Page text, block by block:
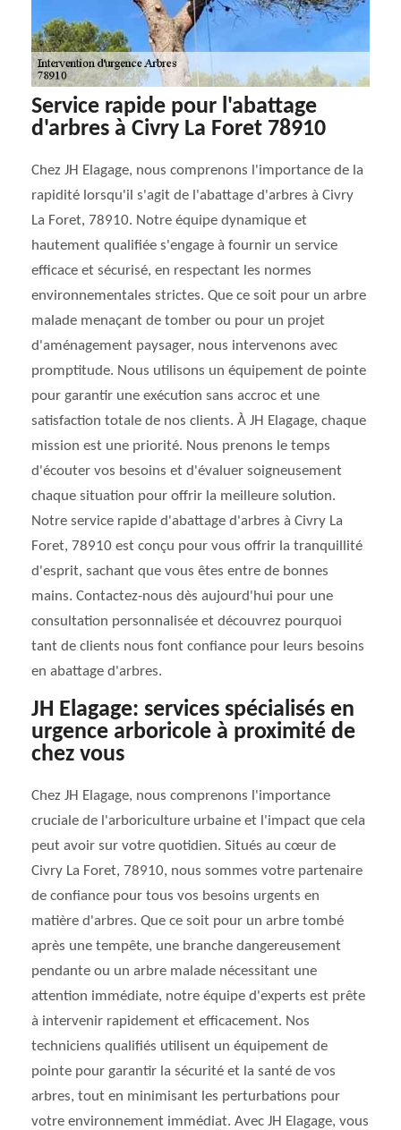
Service rapide pour l'abattage
d'arbres à Civry La Foret 78910
Chez JH Elagage, nous comprenons l'importance de la
rapidité lorsqu'il s'agit de l'abattage d'arbres à Civry
La Foret, 78910. Notre équipe dynamique et
hautement qualifiée s'engage à fournir un service
efficace et sécurisé, en respectant les normes
environnementales strictes. Que ce soit pour un arbre
malade menaçant de tomber ou pour un projet
d'aménagement paysager, nous intervenons avec
promptitude. Nous utilisons un équipement de pointe
pour garantir une exécution sans accroc et une
satisfaction totale de nos clients. À JH Elagage, chaque
mission est une priorité. Nous prenons le temps
d'écouter vos besoins et d'évaluer soigneusement
chaque situation pour offrir la meilleure solution.
Notre service rapide d'abattage d'arbres à Civry La
Foret, 78910 est conçu pour vous offrir la tranquillité
d'esprit, sachant que vous êtes entre de bonnes
mains. Contactez-nous dès aujourd'hui pour une
consultation personnalisée et découvrez pourquoi
tant de clients nous font confiance pour leurs besoins
en abattage d'arbres.
JH Elagage: services spécialisés en
urgence arboricole à proximité de
chez vous
Chez JH Elagage, nous comprenons l'importance
cruciale de l'arboriculture urbaine et l'impact que cela
peut avoir sur votre quotidien. Situés au cœur de
Civry La Foret, 78910, nous sommes votre partenaire
de confiance pour tous vos besoins urgents en
matière d'arbres. Que ce soit pour un arbre tombé
après une tempête, une branche dangereusement
pendante ou un arbre malade nécessitant une
attention immédiate, notre équipe d'experts est prête
à intervenir rapidement et efficacement. Nos
techniciens qualifiés utilisent un équipement de
pointe pour garantir la sécurité et la santé de vos
arbres, tout en minimisant les perturbations pour
votre environnement immédiat. Avec JH Elagage, vous